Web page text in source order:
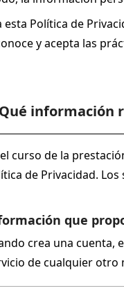
esta Política de
y acepta las
Qué información
curso de la
de Privacidad.
que
crea una cuenta,
de cualquier